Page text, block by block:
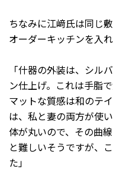
ちなみに江﨑氏は同じ
オーダーキッチンを入れ
「什器の外装は、シル
ン仕上げ。これは手脂
マットな質感は和のテ
は、私と妻の両方が使
体が丸いので、その曲
と難しいそうですが、
た」